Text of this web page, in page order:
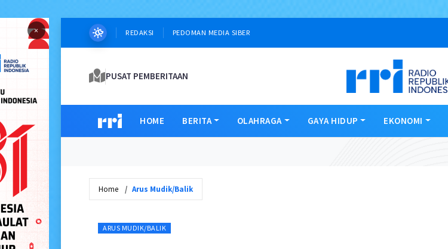
× REDAKSI PEDOMAN MEDIA SIBER
PUSAT PEMBERITAAN
HOME BERITA OLAHRAGA GAYA HIDUP EKONOMI
Home Arus Mudik/Balik
ARUS MUDIK/BALIK